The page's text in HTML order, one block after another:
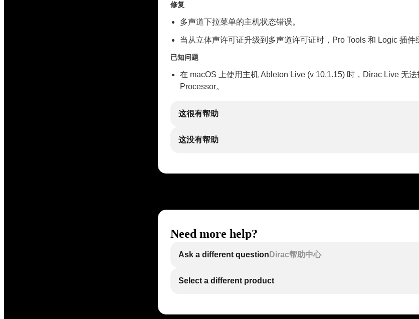
修复
多声道下拉菜单的主机状态错误。
当从立体声许可证升级到多声道许可证时，Pro Tools 和 Logic 插件
已知问题
在 macOS 上使用主机 Ableton Live (v 10.1.15) 时，Dirac Live 无
Processor。
这很有帮助
这没有帮助
Need more help?
Ask a different question Dirac帮助中心
Select a different product